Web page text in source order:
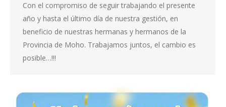
Con el compromiso de seguir trabajando el presente
año y hasta el último día de nuestra gestión, en
beneficio de nuestras hermanas y hermanos de la
Provincia de Moho. Trabajamos juntos, el cambio es
posible…!!!